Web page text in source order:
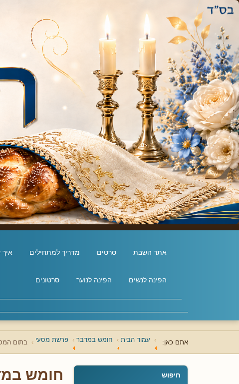
אתר השבת סרטים מדריך למתחילים
הפינה לנשים הפינה לנוער סרטונים
אתם כאן: עמוד הבית חומש במדבר פרשת מסעי בתום
חיפוש חומש